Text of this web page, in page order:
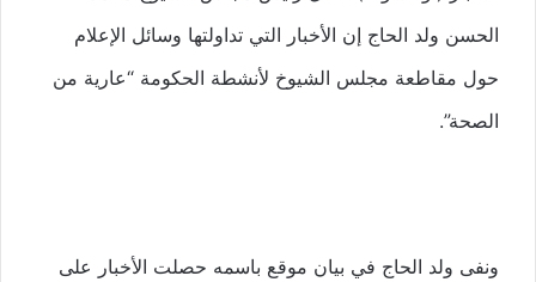
الحسن ولد الحاج إن الأخبار التي تداولتها وسائل الإعلام
حول مقاطعة مجلس الشيوخ لأنشطة الحكومة “عارية من
الصحة”.
ونفى ولد الحاج في بيان موقع باسمه حصلت الأخبار على